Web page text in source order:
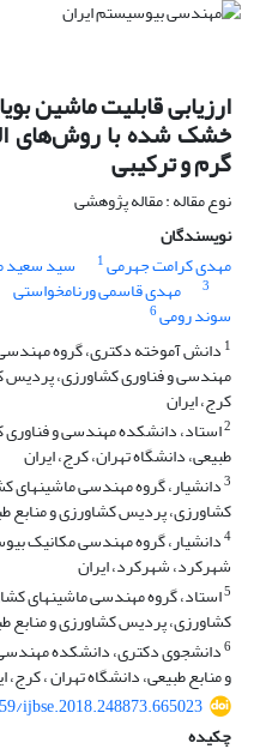
ارزیابی قابلیت ماشین
خشک شده با روش‌های
گرم و ترکیبی
نوع مقاله : مقاله پژوهشی
نویسندگان
مهدی کرامت جهرمی1 سید سعید
3 مهدی قاسمی ورنامخواستی
سوند رومی6
1 دانش آموخته دکتری، گروه
مهندسی و فناوری کشاورزی، پردیس
کرج، ایران
2استاد، دانشکده مهندسی و
طبیعی، دانشگاه تهران، کرج، ایران
3دانشیار، گروه مهندسی
کشاورزی، پردیس کشاورزی و منابع
4دانشیار، گروه مهندسی مکانیک
شهرکرد، شهرکرد، ایران
5استاد، گروه مهندسی ماشینهای
کشاورزی، پردیس کشاورزی و منابع
6دانشجوی دکتری، دانشکده
و منابع طبیعی، دانشگاه تهران ، کرج،
ijbse.2018.248873.665023
چکیده